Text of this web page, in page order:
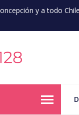
y a todo